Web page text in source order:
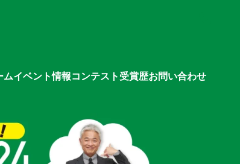
ムイベント情報コンテスト受賞歴お問い合わせ